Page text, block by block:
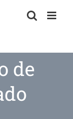
de